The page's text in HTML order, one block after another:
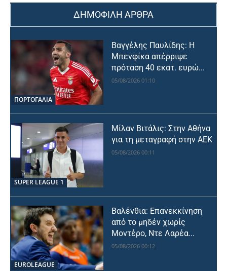
ΔΗΜΟΦΙΛΗ ΑΡΘΡΑ
ΠΟΡΤΟΓΑΛΙΑ
Βαγγέλης Παυλίδης: Η
Μπενφίκα απέρριψε
πρόταση 40 εκατ. ευρώ...
05/08/2026 01:10
SUPER LEAGUE 1
Μίλαν Βιτάλις: Στην Αθήνα
για τη μεταγραφή στην ΑΕΚ
05/08/2026 00:11
EUROLEAGUE
Βαλένθια: Επανεκκίνηση
από το μηδέν χωρίς
Μοντέρο, Ντε Λαρέα...
05/08/2026 00:12